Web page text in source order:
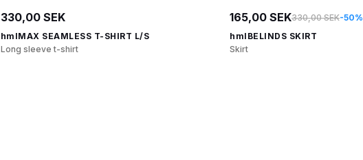
330,00 SEK
hmlMAX SEAMLESS T-SHIRT L/S
Long sleeve t-shirt
165,00 SEK330,00 SEK-50%
hmlBELINDS SKIRT
Skirt